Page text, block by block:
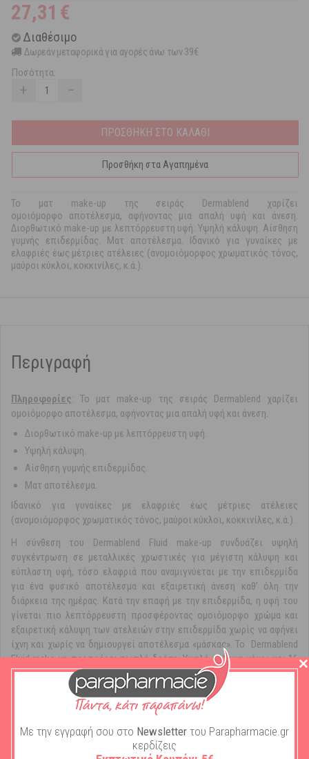
27,31 €
Διαθέσιμο
Δωρεάν μεταφορικά για αγορές άνω των 39€
Ποσότητα:
+ −
ΠΡΟΣΘΗΚΗ ΣΤΟ ΚΑΛΑΘΙ
Προσθήκη στα Αγαπημένα
Το ματ make-up της σειράς Dermablend χαρίζει
ομοιόμορφο αποτέλεσμα, αφήνοντας μια απαλή υφή και άνεση.
Διορθωτικό make-up με λεπτόρρευστη υφή. Υψηλή κάλυψη. Αίσθηση
γυμνής επιδερμίδας. Ματ αποτέλεσμα. Ιδανικό για γυναίκες με
ελαφριές έως μέτριες ατέλειες (ανομοιόμορφος χρωματικός τόνος,
μαύροι κύκλοι, κοκκινίλες, κ.ά.).
Περιγραφή
Πληροφορίες: Το ματ make-up της σειράς Dermablend χαρίζει
ομοιόμορφο αποτέλεσμα, αφήνοντας μια απαλή υφή και άνεση.
Διορθωτικό make-up με λεπτόρρευστη υφή.
Υψηλή κάλυψη.
Αίσθηση γυμνής επιδερμίδας.
Ματ αποτέλεσμα.
Ιδανικό για γυναίκες με ελαφριές έως μέτριες ατέλειες
(ανομοιόμορφος χρωματικός τόνος, μαύροι κύκλοι, κοκκινίλες, κ.ά.).
Η σύνθεση του Dermablend Fluid make-up συνδυάζει υψηλή
συγκέντρωση σε μεταλλικές χρωστικές για μέγιστη κάλυψη και
εύπλαστη υφή, τόσο ελαφριά που αναμιγνύεται με την επιδερμίδα
για ένα φυσικό αποτέλεσμα και εξαιρετική άνεση καθ’ όλη την
διάρκεια της ημέρας. Κατά την επαφή με την επιδερμίδα, η υφή του
γίνεται πιο λεπτόρρευστη προσφέροντας ομοιόμορφο χρώμα και
εξαιρετική κάλυψη των ατελειών στην επιδερμίδα χωρίς να αφήνει
ίχνη και χωρίς να δημιουργεί αποτέλεσμα «μάσκας». Το Dermablend
Fluid make-up προσφέρει τριπλή δράση: Υψηλή κάλυψη μέχρι και 16
ώρες, αληθινό αποτέλεσμα ομορφιάς και άνεσης: 24ωρη ενυδάτωση.
Χρωστικές σε υψηλή συγκέντρωση 30% για τέλεια κάλυψη
Η παρουσία των χρωστικών soft-focus προσφέρει πολύ υψηλή
κάλυψη και αποτέλεσμα ομορφιάς χωρίς να βαραίνει την
επιδερμίδα.
Με την εγγραφή σου στο Newsletter του Parapharmacie.gr
κερδίζεις